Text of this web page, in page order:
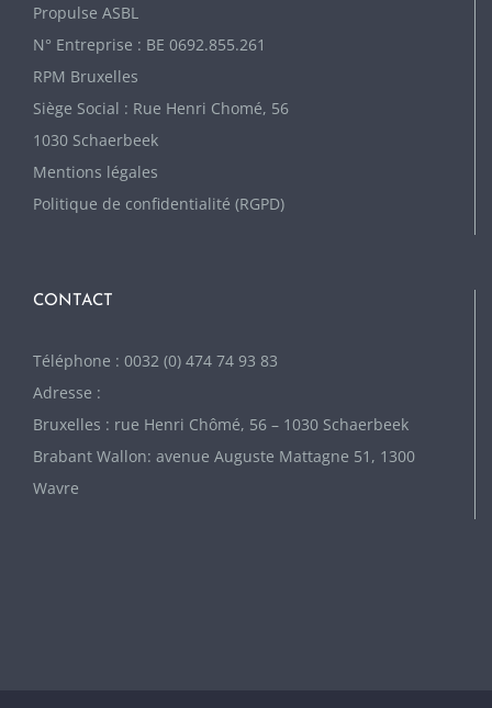
Propulse ASBL
N° Entreprise : BE 0692.855.261
RPM Bruxelles
Siège Social : Rue Henri Chomé, 56
1030 Schaerbeek
Mentions légales
Politique de confidentialité (RGPD)
CONTACT
Téléphone : 0032 (0) 474 74 93 83
Adresse :
Bruxelles : rue Henri Chômé, 56 – 1030 Schaerbeek
Brabant Wallon: avenue Auguste Mattagne 51, 1300
Wavre